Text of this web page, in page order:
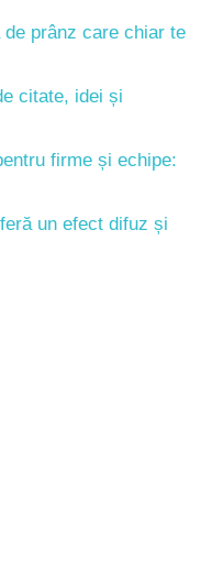
prânz care chiar te
citate, idei și
firme și echipe:
un efect difuz și